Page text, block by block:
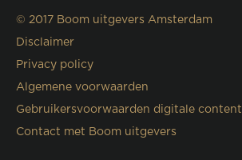
© 2017 Boom uitgevers Amsterdam
Disclaimer
Privacy policy
Algemene voorwaarden
Gebruikersvoorwaarden digitale content
Contact met Boom uitgevers